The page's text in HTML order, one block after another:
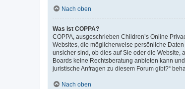
Nach oben
Was ist COPPA?
COPPA, ausgeschrieben Children’s Online
Websites, die möglicherweise persönliche
unsicher sind, ob dies auf Sie oder die Website,
Boards keine Rechtsberatung anbieten kann
juristische Anfragen zu diesem Forum gibt?“
Nach oben